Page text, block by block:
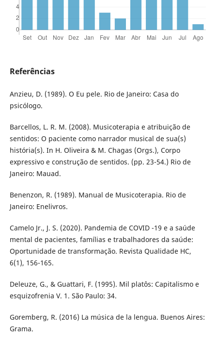
Referências
Anzieu, D. (1989). O Eu pele. Rio de Janeiro: Casa do
psicólogo.
Barcellos, L. R. M. (2008). Musicoterapia e atribuição de
sentidos: O paciente como narrador musical de sua(s)
história(s). In H. Oliveira & M. Chagas (Orgs.), Corpo
expressivo e construção de sentidos. (pp. 23-54.) Rio de
Janeiro: Mauad.
Benenzon, R. (1989). Manual de Musicoterapia. Rio de
Janeiro: Enelivros.
Camelo Jr., J. S. (2020). Pandemia de COVID -19 e a saúde
mental de pacientes, famílias e trabalhadores da saúde:
Oportunidade de transformação. Revista Qualidade HC,
6(1), 156-165.
Deleuze, G., & Guattari, F. (1995). Mil platôs: Capitalismo e
esquizofrenia V. 1. São Paulo: 34.
Goremberg, R. (2016) La música de la lengua. Buenos Aires:
Grama.